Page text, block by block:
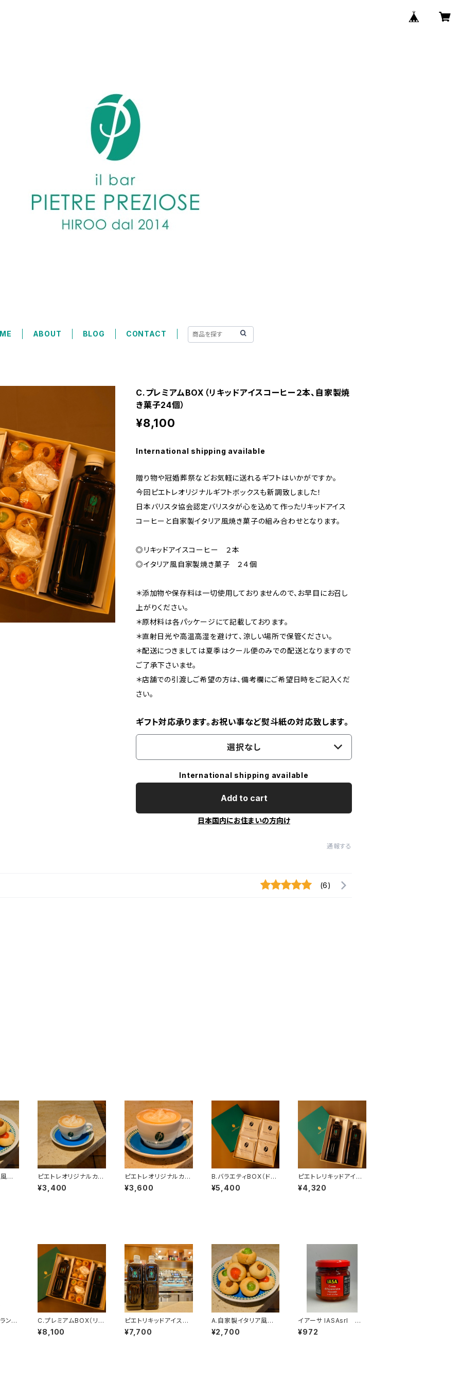
ABOUT BLOG CONTACT
C.プレミアムBOX（リキッドアイスコーヒー２本、自家製焼
き菓子24個）
¥8,100
International shipping available
贈り物や冠婚葬祭などお気軽に送れるギフトはいかがですか。
今回ピエトレオリジナルギフトボックスも新調致しました！
日本バリスタ協会認定バリスタが心を込めて作ったリキッドアイス
コーヒーと自家製イタリア風焼き菓子の組み合わせとなります。
◎リキッドアイスコーヒー ２本
◎イタリア風自家製焼き菓子 ２４個
＊添加物や保存料は一切使用しておりませんので、お早目にお召し
上がりください。
＊原材料は各パッケージにて記載しております。
＊直射日光や高温高湿を避けて、涼しい場所で保管ください。
＊配送につきましては夏季はクール便のみでの配送となりますので
ご了承下さいませ。
＊店舗での引渡しご希望の方は、備考欄にご希望日時をご記入くだ
さい。
ギフト対応承ります。お祝い事など熨斗紙の対応致します。
選択なし
International shipping available
Add to cart
日本国内にお住まいの方向け
通報する
(6)
焼き
ピエトレオリジナルカッ
プ＆ソーサー（６ozカッ
プ）
¥3,400
ピエトレオリジナルカッ
プ＆ソーサー（８ozカッ
プ）
¥3,600
B.バラエティBOX（ドリ
ップバッグ３２個）
¥5,400
ピエトレリキッドアイス
コーヒー２本セット
¥4,320
ンカ
C.プレミアムBOX（リキ
ッドアイスコーヒー２
本、自家製焼き菓子24
¥8,100
ピエトリキッドアイスコ
ーヒー（６本）
¥7,700
A.自家製イタリア風焼き
菓子詰め合わせ（１８個
入り）
¥2,700
イアーサ IASAsrl 唐
辛子ペースト
¥972